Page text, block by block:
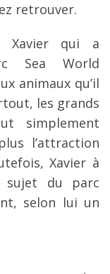
retrouver.
Xavier qui a
Sea World
animaux qu’il
les grands
simplement
l’attraction
Xavier à
sujet du parc
selon lui un